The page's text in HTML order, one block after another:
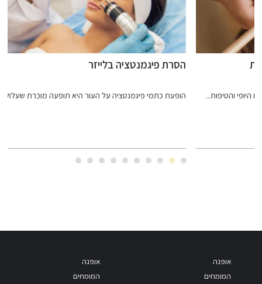
הסרת פיגמנטציה בלייזר
הופעת כתמי פיגמנטציה על העור היא תופעה מוכרת שעלולה להיגרם...
אופנה
המומחים
אופנה
המומחים